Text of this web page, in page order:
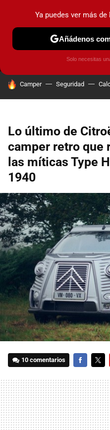
MENÚ
COCHES
HOY SE HABLA DE
Camper Seguridad
Lo último de
camper retro que
las míticas Type
1940
10 comentarios
Ya puedes ver más
Añádenos
Solo necesitas